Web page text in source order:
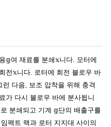
𝕘여 재료를 분쇄𝕩니다. 모터에
전𝕩니다. 로터에 회전 블로우 바
다음, 보조 압착을 위해 충격
가 다시 블로우 바에 분사됩니
분쇄되고 기계 𝕘단의 배출구를
팩트 랙과 로터 지지대 사이의